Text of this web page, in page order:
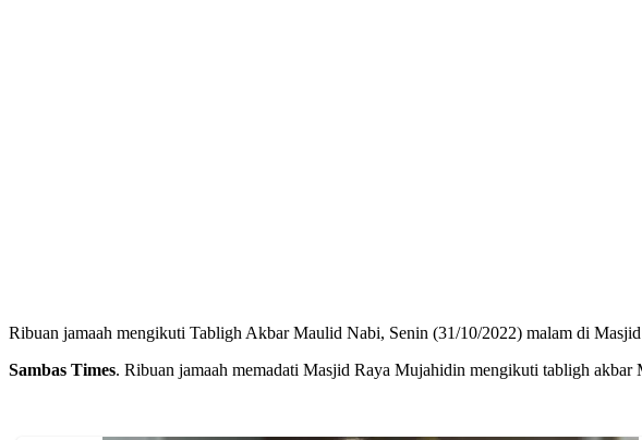
Ribuan jamaah mengikuti Tabligh Akbar Maulid Nabi, Senin (31/10/2022) malam di
Sambas Times. Ribuan jamaah memadati Masjid Raya Mujahidin mengikuti tabligh